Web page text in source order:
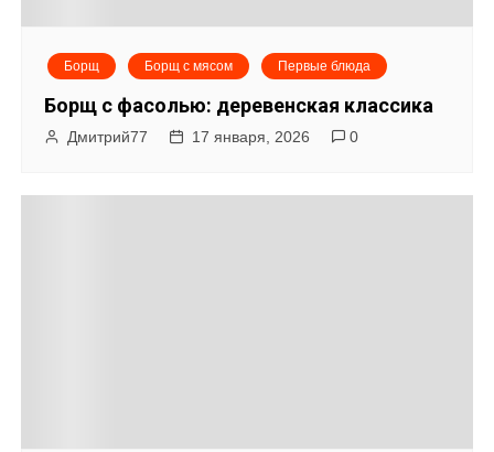
Борщ Борщ с мясом Первые блюда
Борщ с фасолью: деревенская классика
Дмитрий77 17 января, 2026 0